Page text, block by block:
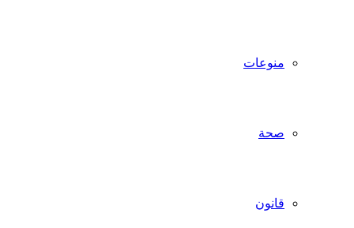
منوعات
صحة
قانون